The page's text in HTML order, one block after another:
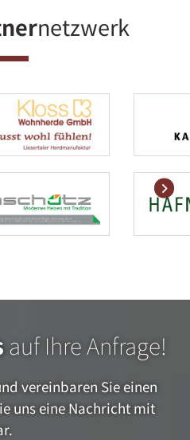
netzwerk
auf Ihre Anfrage!
vereinbaren Sie einen
uns eine Nachricht mit